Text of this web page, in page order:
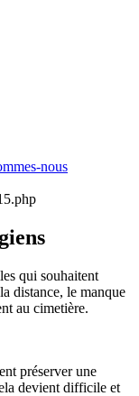
nous
qui souhaitent
distance, le manque
au cimetière.
préserver une
devient difficile et